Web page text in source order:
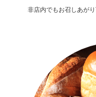
非店内でもお召しあがり